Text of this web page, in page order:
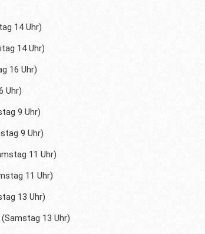
14 Uhr)
14 Uhr)
16 Uhr)
Uhr)
9 Uhr)
9 Uhr)
11 Uhr)
11 Uhr)
13 Uhr)
13 Uhr)